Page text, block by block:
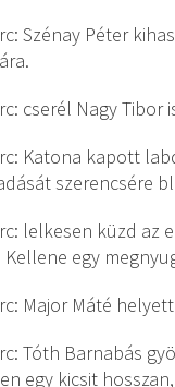
Szénay Péter
cserél Nagy
Katona kapott
szerencsére
lelkesen küzd az
Kellene egy
Major Máté
Tóth Barnabás
egy kicsit